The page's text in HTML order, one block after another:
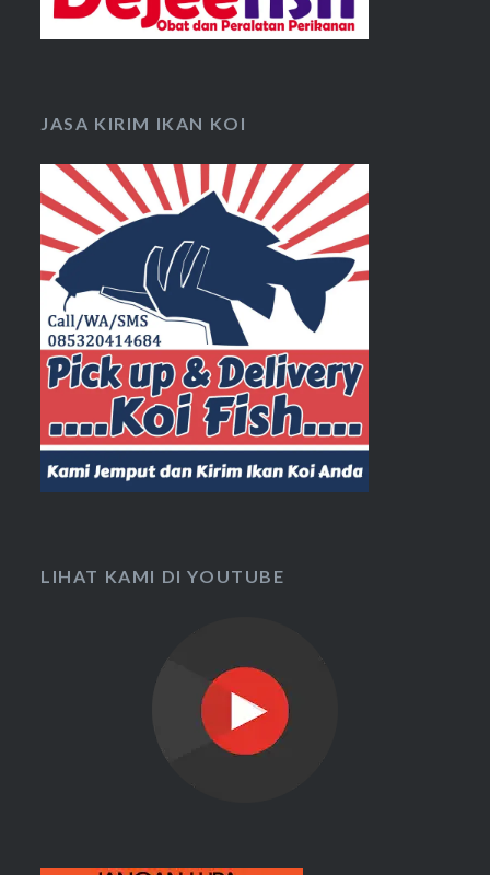
JASA KIRIM IKAN KOI
LIHAT KAMI DI YOUTUBE